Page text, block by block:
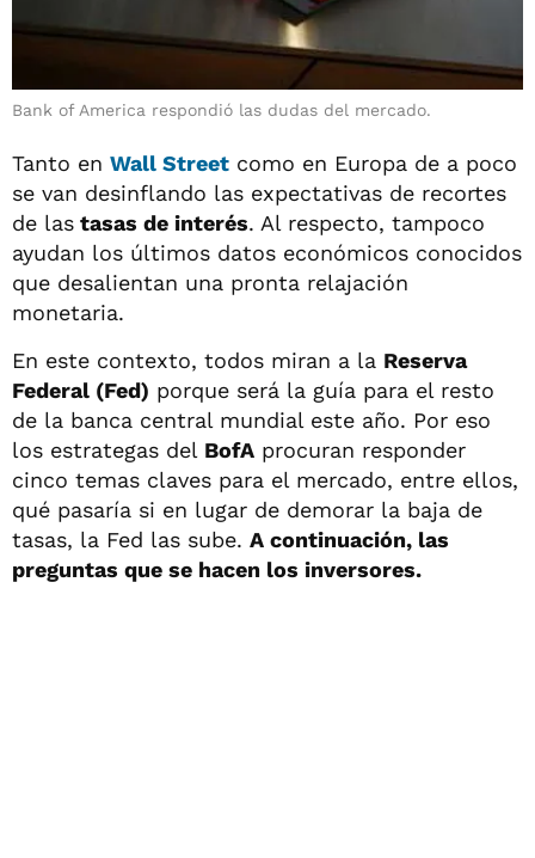
Bank of America respondió las dudas del mercado.
Tanto en Wall Street como en Europa de a poco
se van desinflando las expectativas de recortes
de las tasas de interés. Al respecto, tampoco
ayudan los últimos datos económicos conocidos
que desalientan una pronta relajación
monetaria.
En este contexto, todos miran a la Reserva
Federal (Fed) porque será la guía para el resto
de la banca central mundial este año. Por eso
los estrategas del BofA procuran responder
cinco temas claves para el mercado, entre ellos,
qué pasaría si en lugar de demorar la baja de
tasas, la Fed las sube. A continuación, las
preguntas que se hacen los inversores.